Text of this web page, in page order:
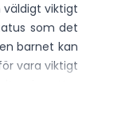
viktigt
som det
barnet kan
vara viktigt